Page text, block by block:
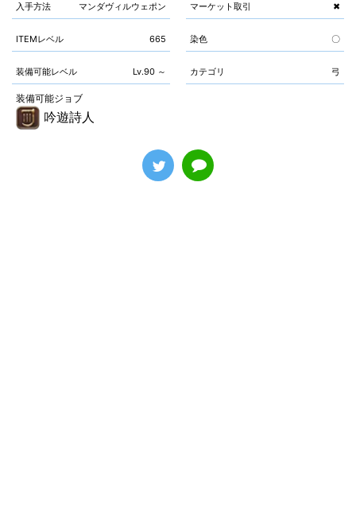
入手方法 マンダヴィルウェポン マーケット取引 ✖
ITEMレベル 665 染色 〇
装備可能レベル Lv.90 ～ カテゴリ 弓
装備可能ジョブ
吟遊詩人